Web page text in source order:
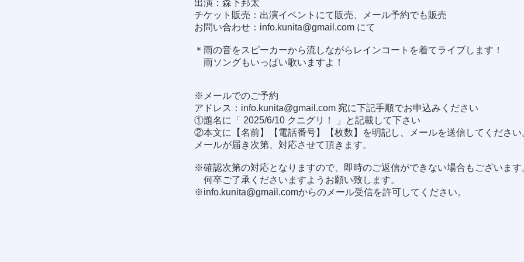
出演：森下邦太
チケット販売：出演イベントにて販売、メール予約でも販売
お問い合わせ： info.kunita@gmail.com にて
＊雨の音をスピーカーから流しながらレインコートを着てライブします！
雨ソングもいっぱい歌いますよ！
※メールでのご予約
アドレス： info.kunita@gmail.com 宛に下記手順でお申込みください
①題名に「 2025/6/10 クニグリ！ 」と記載して下さい
②本文に【名前】【電話番号】【枚数】を明記し、メールを送信してください
メールが届き次第、対応させて頂きます。
※確認次第の対応となりますので、即時のご返信ができない場合もございます
何卒ご了承くださいますようお願い致します。
※info.kunita@gmail.comからのメール受信を許可してください。